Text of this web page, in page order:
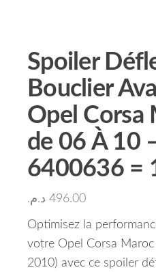
Spoiler
Bouclier
Opel Corsa
de 06 À 10
6400636 =
496.00 د.م.
Optimisez la
votre Opel Corsa
2010) avec ce spoiler